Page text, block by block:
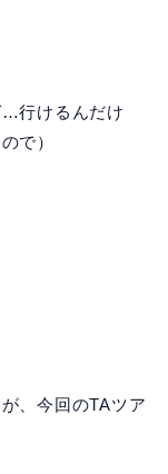
…行けるんだけ
で）
、今回のTAツア